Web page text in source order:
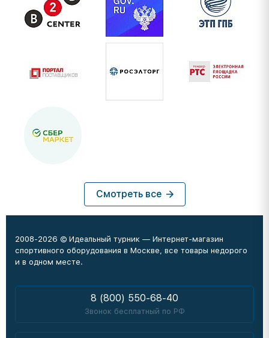
Смотреть все
2008-2026 © Идеальный турник — Интернет-магазин
спортивного оборудования в Москве, все товары недорого
и в одном месте.
8 (800) 550-68-40
Звонок бесплатный по РФ